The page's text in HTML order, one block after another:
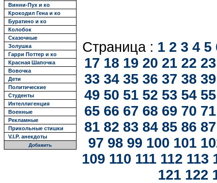
Винни-Пух и ко
Крокодил Гена и ко
Буратино и ко
Колобок
Сказочные
Золушка
Гарри Поттер и ко
Красная Шапочка
Вовочка
Дети
Политические
Студенты
Интеллигенция
Военные
Рекламные
Прикольные стишки
V.I.P. анекдоты
Добавить
Страница : 1 2 3 4 5
17 18 19 20 21 22 23
33 34 35 36 37 38 39
49 50 51 52 53 54 55
65 66 67 68 69 70 71
81 82 83 84 85 86 87
97 98 99 100 101
109 110 111 112 113
121 122